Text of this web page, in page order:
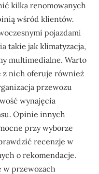
kilka renomowanych
wśród klientów.
pojazdami
takie jak klimatyzacja,
multimedialne. Warto
z nich oferuje również
przewozu
wynajęcia
Opinie innych
przy wyborze
recenzje w
o rekomendacje.
w przewozach